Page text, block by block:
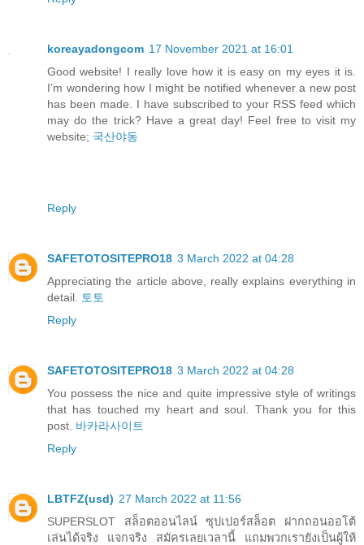
koreayadongcom 17 November 2021 at 16:01
Good website! I really love how it is easy on my eyes it is.
I’m wondering how I might be notified whenever a new post
has been made. I have subscribed to your RSS feed which
may do the trick? Have a great day! Feel free to visit my
website; 국산야동
Reply
SAFETOTOSITEPRO18 3 March 2022 at 04:28
Appreciating the article above, really explains everything in
detail.
토토
Reply
SAFETOTOSITEPRO18 3 March 2022 at 04:28
You possess the nice and quite impressive style of writings
that has touched my heart and soul. Thank you for this
post. 바카라사이트
Reply
LBTFZ(usd) 27 March 2022 at 11:56
SUPERSLOT สล็อตออนไลน์ ซุปเปอร์สล็อต ฝากถอนออโต้
เล่นได้จริง แจกจริง สมัครเลยเวลานี้ แถมพวกเรายังเป็นผู้ให้